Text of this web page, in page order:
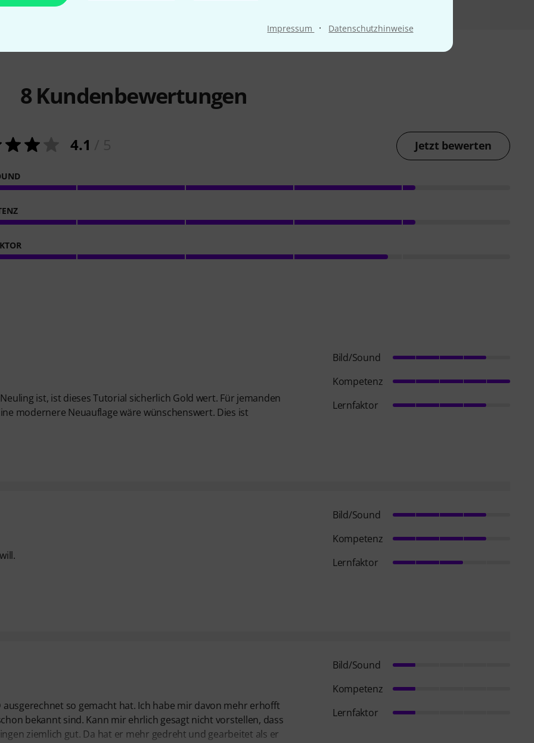
Impressum · Datenschutzhinweise
8 Kundenbewertungen
4.1 Jetzt bewerten
ist, ist dieses Tutorial sicherlich Gold wert. Für jemanden
modernere Neuauflage wäre wünschenswert. Dies ist
Bild/Sound
Kompetenz
Lernfaktor
Bild/Sound
Kompetenz
Lernfaktor
so gemacht hat. Ich habe mir davon mehr erhofft
bekannt sind. Kann mir ehrlich gesagt nicht vorstellen, dass
ziemlich gut. Da hat er mehr gedreht und gearbeitet als er
Bild/Sound
Kompetenz
Lernfaktor